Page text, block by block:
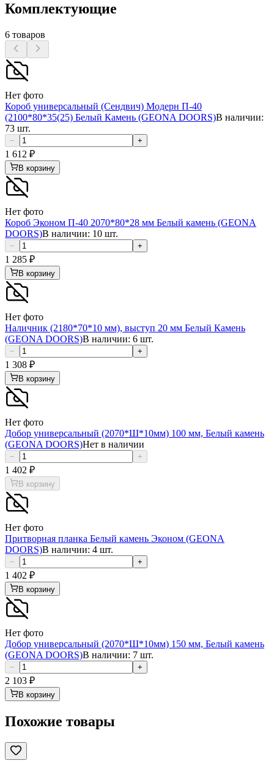
Комплектующие
6 товаров
Нет фото
Короб универсальный (Сендвич) Модерн П-40
(2100*80*35(25) Белый Камень (GEONA DOORS)В наличии:
73 шт.
− +
1 612 ₽
В корзину
Нет фото
Короб Эконом П-40 2070*80*28 мм Белый камень (GEONA
DOORS)В наличии: 10 шт.
− +
1 285 ₽
В корзину
Нет фото
Наличник (2180*70*10 мм), выступ 20 мм Белый Камень
(GEONA DOORS)В наличии: 6 шт.
− +
1 308 ₽
В корзину
Нет фото
Добор универсальный (2070*Ш*10мм) 100 мм, Белый камень
(GEONA DOORS)Нет в наличии
− +
1 402 ₽
В корзину
Нет фото
Притворная планка Белый камень Эконом (GEONA
DOORS)В наличии: 4 шт.
− +
1 402 ₽
В корзину
Нет фото
Добор универсальный (2070*Ш*10мм) 150 мм, Белый камень
(GEONA DOORS)В наличии: 7 шт.
− +
2 103 ₽
В корзину
Похожие товары